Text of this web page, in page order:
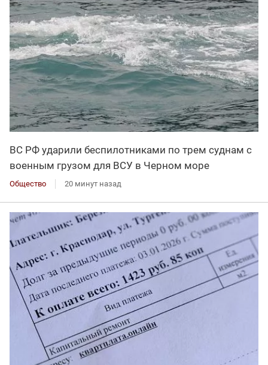
ВС РФ ударили беспилотниками по трем суднам с
военным грузом для ВСУ в Черном море
Общество 20 минут назад